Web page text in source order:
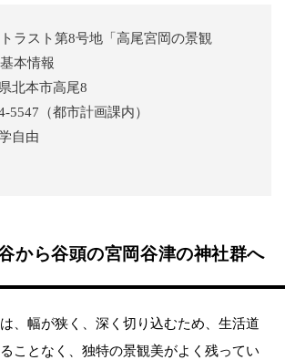
ラスト第8号地「高尾宮岡の景観
本情報
北本市高尾8
5547（都市計画課内）
自由
から谷頭の宮岡谷津の神社群へ
、幅が狭く、深く切り込むため、生活道
ことなく、独特の景観美がよく残ってい